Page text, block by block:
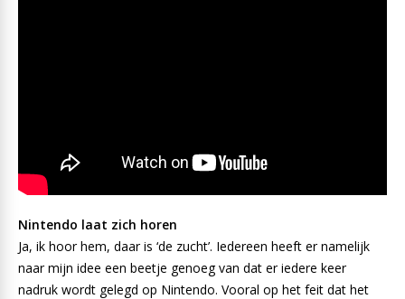
Nintendo laat zich horen
Ja, ik hoor hem, daar is ‘de zucht’. Iedereen heeft er namelijk
naar mijn idee een beetje genoeg van dat er iedere keer
nadruk wordt gelegd op Nintendo. Vooral op het feit dat het